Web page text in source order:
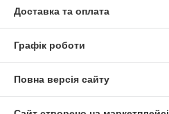
Доставка та оплата
Графік роботи
Повна версія сайту